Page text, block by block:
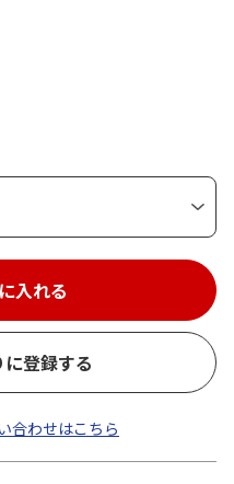
入れる
登録する
合わせはこちら